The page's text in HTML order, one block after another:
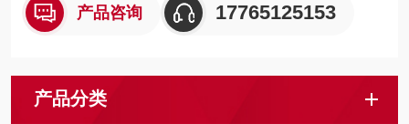
产品咨询 17765125153
产品分类